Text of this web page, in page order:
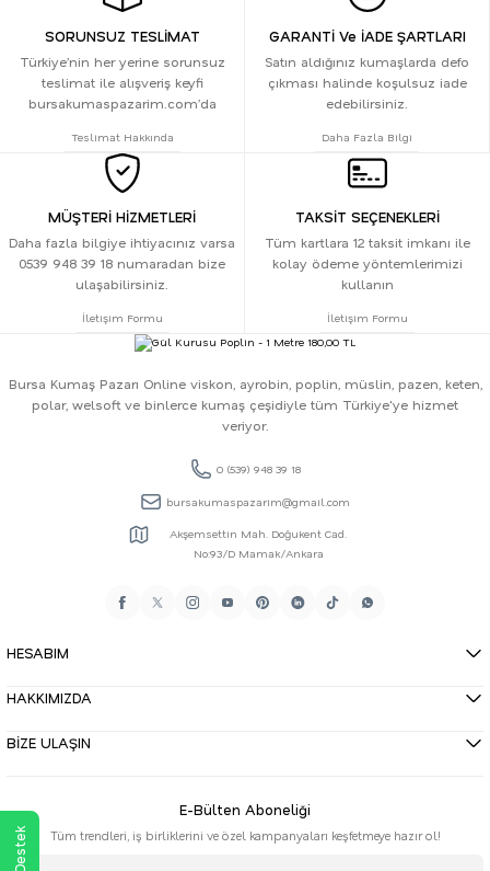
SORUNSUZ TESLİMAT
Türkiye’nin her yerine sorunsuz
teslimat ile alışveriş keyfi
bursakumaspazarim.com’da
Teslimat Hakkında
GARANTİ Ve İADE ŞARTLARI
Satın aldığınız kumaşlarda defo
çıkması halinde koşulsuz iade
edebilirsiniz.
Daha Fazla Bilgi
MÜŞTERİ HİZMETLERİ
Daha fazla bilgiye ihtiyacınız varsa
0539 948 39 18 numaradan bize
ulaşabilirsiniz.
İletişim Formu
TAKSİT SEÇENEKLERİ
Tüm kartlara 12 taksit imkanı ile
kolay ödeme yöntemlerimizi
kullanın
İletişim Formu
Bursa Kumaş Pazarı Online viskon, ayrobin, poplin, müslin, pazen, keten,
polar, welsoft ve binlerce kumaş çeşidiyle tüm Türkiye'ye hizmet
veriyor.
0 (539) 948 39 18
bursakumaspazarim@gmail.com
Akşemsettin Mah. Doğukent Cad.
No:93/D Mamak/Ankara
HESABIM
HAKKIMIZDA
BİZE ULAŞIN
E-Bülten Aboneliği
Tüm trendleri, iş birliklerini ve özel kampanyaları keşfetmeye hazır ol!